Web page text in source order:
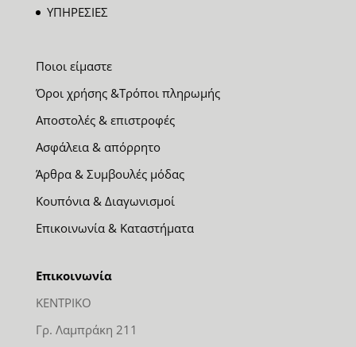
ΥΠΗΡΕΣΙΕΣ
Ποιοι είμαστε
Όροι χρήσης &Τρόποι πληρωμής
Αποστολές & επιστροφές
Ασφάλεια & απόρρητο
Άρθρα & Συμβουλές μόδας
Κουπόνια & Διαγωνισμοί
Επικοινωνία & Καταστήματα
Επικοινωνία
ΚΕΝΤΡΙΚΟ
Γρ. Λαμπράκη 211